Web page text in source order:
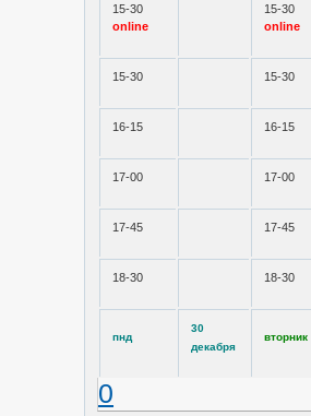
15-30
online
15-30
online
15-30 15-30
16-15 16-15
17-00 17-00
17-45 17-45
18-30 18-30
пнд
30
декабря
вторник
0